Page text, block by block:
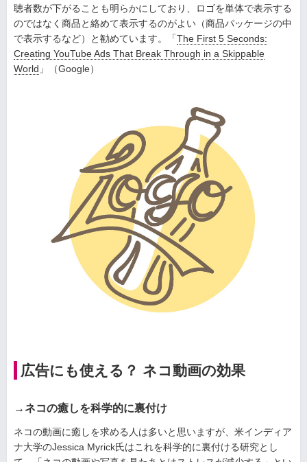
聴者数が下がることも明らかにしており、ロゴを単体で表示する
のではなく商品と絡めて表示するのがよい（商品パッケージの中
で表示するなど）と勧めています。「The First 5 Seconds:
Creating YouTube Ads That Break Through in a Skippable
World 」（Google）
広告にも使える？ ネコ動画の効果
→ネコの癒しを科学的に裏付け
ネコの動画に癒しを求める人は多いと思いますが、米インディア
ナ大学のJessica Myrick氏はこれを科学的に裏付ける研究とし